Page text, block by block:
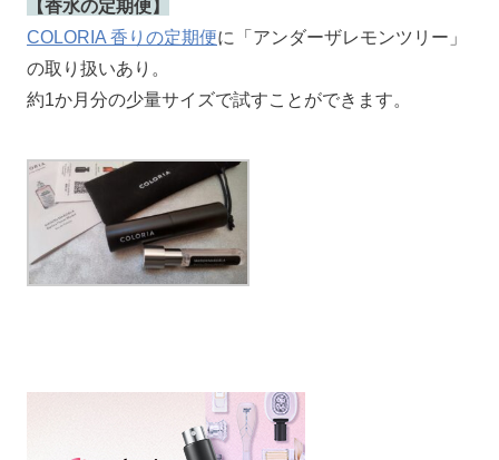
【香水の定期便】
COLORIA 香りの定期便に「アンダーザレモンツリー」
の取り扱いあり。
約1か月分の少量サイズで試すことができます。